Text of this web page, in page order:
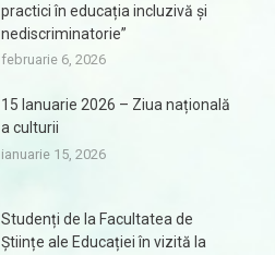
practici în educația incluzivă și
nediscriminatorie”
februarie 6, 2026
15 Ianuarie 2026 – Ziua națională
a culturii
ianuarie 15, 2026
Studenți de la Facultatea de
Științe ale Educației în vizită la